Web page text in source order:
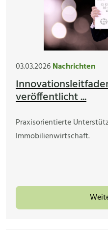
03.03.2026Nachrichten
veröffentlicht ...
Praxisorientierte
Immobilienwirtschaft.